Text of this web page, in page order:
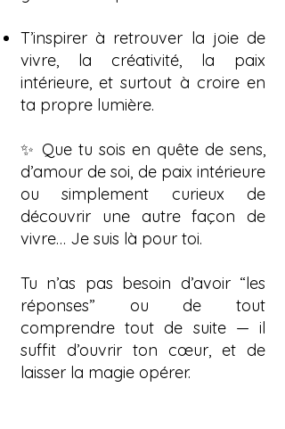
T’inspirer à retrouver la joie de
vivre, la créativité, la paix
intérieure, et surtout à croire en
ta propre lumière.
✨ Que tu sois en quête de sens,
d’amour de soi, de paix intérieure
ou simplement curieux de
découvrir une autre façon de
vivre… Je suis là pour toi.
Tu n’as pas besoin d’avoir “les
réponses” ou de tout
comprendre tout de suite — il
suffit d’ouvrir ton cœur, et de
laisser la magie opérer.